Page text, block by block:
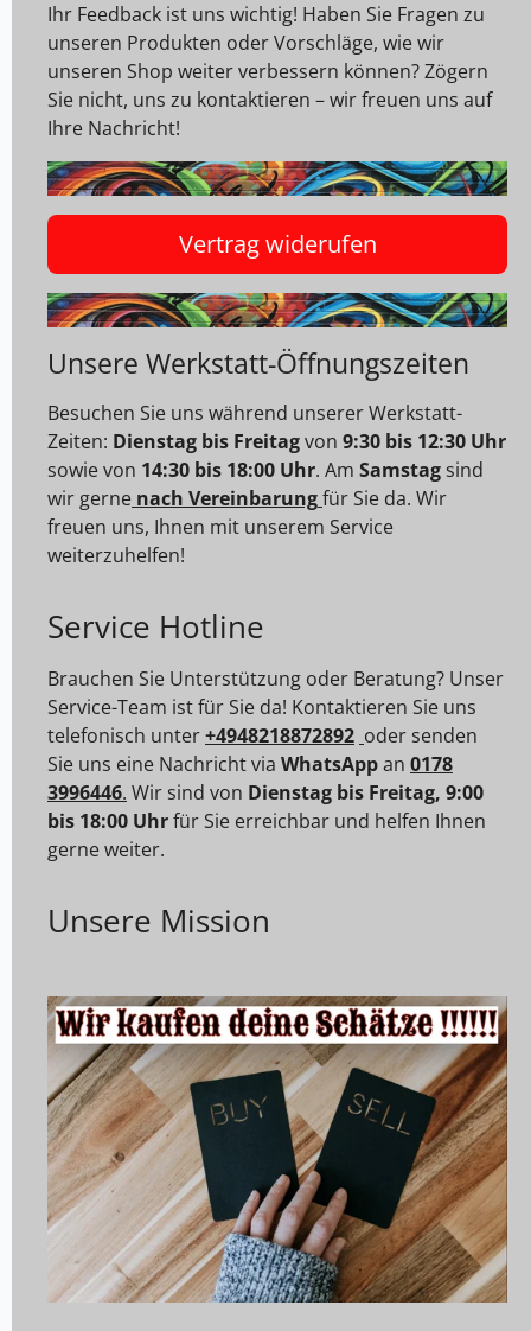
Ihr Feedback ist uns wichtig! Haben Sie Fragen zu
unseren Produkten oder Vorschläge, wie wir
unseren Shop weiter verbessern können? Zögern
Sie nicht, uns zu kontaktieren – wir freuen uns auf
Ihre Nachricht!
Vertrag widerufen
Unsere Werkstatt-Öffnungszeiten
Besuchen Sie uns während unserer Werkstatt-
Zeiten: Dienstag bis Freitagvon 9:30 bis 12:30 Uhr
sowie von 14:30 bis 18:00 Uhr. Am Samstag sind
wir gerne nach Vereinbarungfür Sie da. Wir
freuen uns, Ihnen mit unserem Service
weiterzuhelfen!
Service Hotline
Brauchen Sie Unterstützung oder Beratung? Unser
Service-Team ist für Sie da! Kontaktieren Sie uns
telefonisch unter+4948218872892 oder senden
Sie uns eine Nachricht via WhatsAppan 0178
3996446. Wir sind von Dienstag bis Freitag, 9:00
bis 18:00 Uhrfür Sie erreichbar und helfen Ihnen
gerne weiter.
Unsere Mission